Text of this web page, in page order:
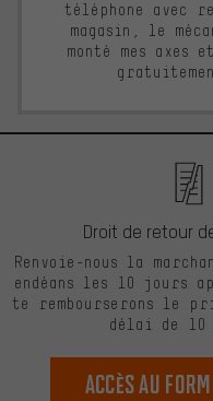
téléphone avec
magasin, le
monté mes axes
Droit de retour
Renvoie-nous la
endéans les 10 jours
te rembourserons le
délai de
Accès au